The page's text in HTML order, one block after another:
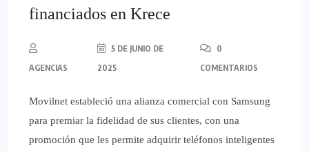
financiados en Krece
AGENCIAS
5 DE JUNIO DE
2025
0
COMENTARIOS
Movilnet estableció una alianza comercial con Samsung
para premiar la fidelidad de sus clientes, con una
promoción que les permite adquirir teléfonos inteligentes